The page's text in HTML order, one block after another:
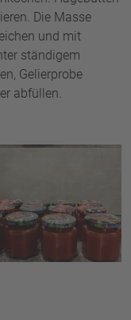
Die Masse
und mit
ständigem
Gelierprobe
abfüllen.